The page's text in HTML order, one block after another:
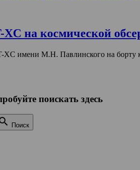
на космической
XC имени М.Н. Павлинского на
поискать здесь
Поиск